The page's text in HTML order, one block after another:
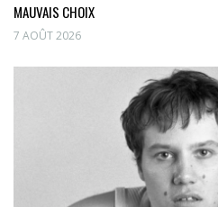
MAUVAIS CHOIX
7 AOÛT 2026